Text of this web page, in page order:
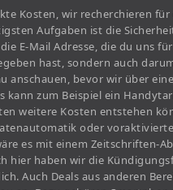
Kosten, wir recherchieren
Aufgaben ist die
E-Mail Adresse, die du uns
hast, sondern auch
anschauen, bevor wir über
kann zum Beispiel ein
weitere Kosten entstehen
oder
es mit einem Zeitschriften-
hier haben wir die
Auch Deals aus anderen